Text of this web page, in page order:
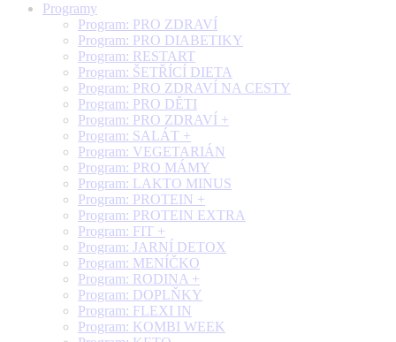
Programy
Program: PRO ZDRAVÍ
Program: PRO DIABETIKY
Program: RESTART
Program: ŠETŘÍCÍ DIETA
Program: PRO ZDRAVÍ NA CESTY
Program: PRO DĚTI
Program: PRO ZDRAVÍ +
Program: SALÁT +
Program: VEGETARIÁN
Program: PRO MÁMY
Program: LAKTO MINUS
Program: PROTEIN +
Program: PROTEIN EXTRA
Program: FIT +
Program: JARNÍ DETOX
Program: MENÍČKO
Program: RODINA +
Program: DOPLŇKY
Program: FLEXI IN
Program: KOMBI WEEK